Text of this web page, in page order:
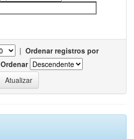
| Ordenar registros por
Ordenar